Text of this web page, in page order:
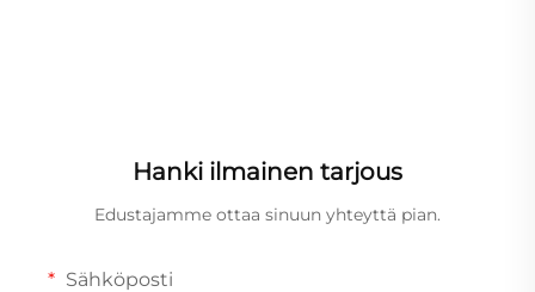
Hanki ilmainen tarjous
Edustajamme ottaa sinuun yhteyttä pian.
Sähköposti